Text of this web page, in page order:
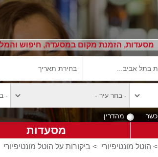
מסעדות, הזמנת מקום במסעדה, חיפוש
כשר מהדרין
מסעדות
> הוטל מונטיפיורי > ביקורות על הוטל מונטיפיורי